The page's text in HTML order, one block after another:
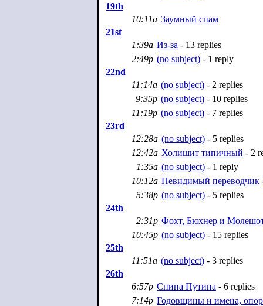
19th
10:11a Заумный спам
21st
1:39a Из-за - 13 replies
2:49p (no subject) - 1 reply
22nd
11:14a (no subject) - 2 replies
9:35p (no subject) - 10 replies
11:19p (no subject) - 7 replies
23rd
12:28a (no subject) - 5 replies
12:42a Холишит типичный - 2
1:35a (no subject) - 1 reply
10:12a Невидимый переводчик
5:38p (no subject) - 5 replies
24th
2:31p Фохт, Бюхнер и
10:45p (no subject) - 15 replies
25th
11:51a (no subject) - 3 replies
26th
6:57p Спина Путина - 6 replies
7:14p Годовщины и имена,